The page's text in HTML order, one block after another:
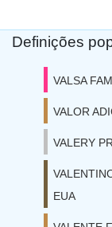
Definições
VALSA
VALOR
VALERY
EUA